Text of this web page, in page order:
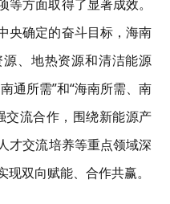
方面取得了显著成效。
央确定的奋斗目标，海南
源、地热资源和清洁能源
通所需”和“海南所需、南
交流合作 ，围绕新能源产
才交流培养等重点领域深
双向赋能、合作共赢。